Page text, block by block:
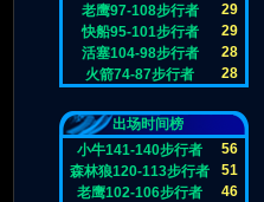
老鹰97-108步行者
29
快船95-101步行者
29
活塞104-98步行者
28
火箭74-87步行者
28
出场时间榜
小牛141-140步行者
56
森林狼120-113步行者
51
老鹰102-106步行者
46